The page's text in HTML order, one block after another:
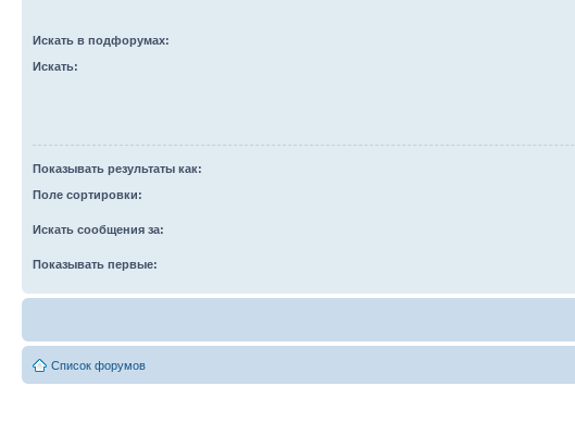
Искать в подфорумах:
Искать:
Показывать результаты как:
Поле сортировки:
Искать сообщения за:
Показывать первые:
Список форумов